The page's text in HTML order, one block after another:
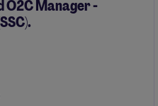
O2C Manager -